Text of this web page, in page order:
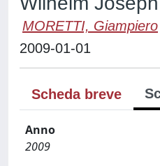
MORETTI, Giampiero
2009-01-01
Scheda breve
Anno
2009